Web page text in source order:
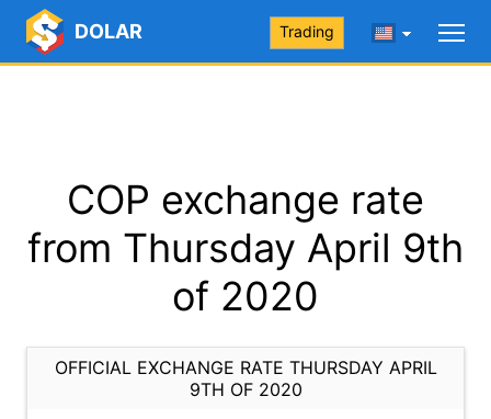
DOLAR Trading
COP exchange rate
from Thursday April 9th
of 2020
OFFICIAL EXCHANGE RATE THURSDAY APRIL
9TH OF 2020